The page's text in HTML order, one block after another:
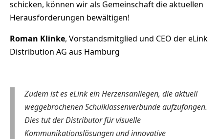
schicken, können wir als Gemeinschaft die aktuellen
Herausforderungen bewältigen!
Roman Klinke, Vorstandsmitglied und CEO der eLink
Distribution AG aus Hamburg
Zudem ist es eLink ein Herzensanliegen, die aktuell
weggebrochenen Schulklassenverbunde aufzufangen.
Dies tut der Distributor für visuelle
Kommunikationslösungen und innovative